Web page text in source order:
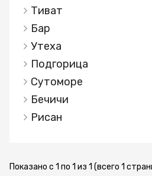
Тиват
Бар
Утеха
Подгорица
Сутоморе
Бечичи
Рисан
Показано с 1 по 1 из 1 (всего 1